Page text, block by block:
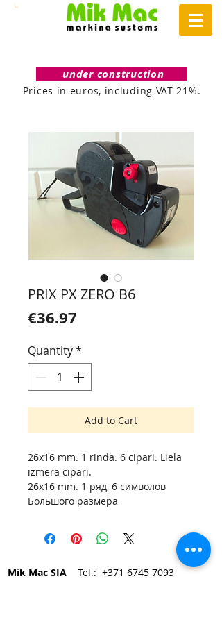
under construction
Prices in euros, including VAT 21%.
PRIX PX ZERO B6
€36.97
Quantity*
Add to Cart
26x16 mm. 1 rinda. 6 cipari. Liela
izmēra cipari.
26x16 mm. 1 ряд, 6 символов
Большого размера
Mik Mac SIA Tel.: +371 6745 7093